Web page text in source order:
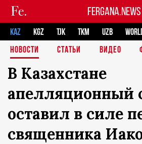
FERGANA.NEWS
KAZ KGZ TJK TKM UZB
НОВОСТИ
СТАТЬИ ВИДЕО
В Казахстане
апелляционный
оставил в силе
священника